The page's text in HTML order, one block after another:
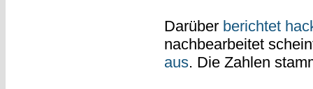
Darüber berichtet
nachbearbeitet
aus. Die Zahlen